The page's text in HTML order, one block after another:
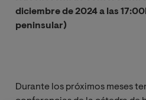
diciembre de 2024 a las
peninsular)
Durante los próximos meses